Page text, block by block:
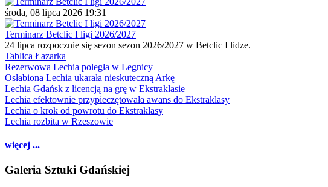
środa, 08 lipca 2026 19:31
Terminarz Betclic I ligi 2026/2027
24 lipca rozpocznie się sezon sezon 2026/2027 w Betclic I lidze.
Tablica Łazarka
Rezerwowa Lechia poległa w Legnicy
Osłabiona Lechia ukarała nieskuteczną Arkę
Lechia Gdańsk z licencją na grę w Ekstraklasie
Lechia efektownie przypieczętowała awans do Ekstraklasy
Lechia o krok od powrotu do Ekstraklasy
Lechia rozbita w Rzeszowie
więcej ...
Galeria Sztuki Gdańskiej